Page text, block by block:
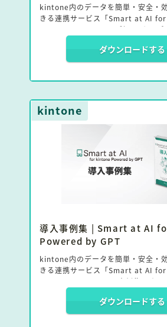
kintone内のデータを簡単・安全・
きる連携サービス「Smart at AI
Powered by GPT」で利用できるプ
定方法をまとめました。
「kintoneでAI使ってみたいけど、
へ。
本レシピ集では、kintoneでAIを使っ
ができる！」という具体例と、その
「AIで何ができるか」がわかれば、
まずはこのレシピ集を真似して、可
ダウンロードする
kintone
導入事例集 | Smart at AI
Powered by GPT
kintone内のデータを簡単・安全・
きる連携サービス「Smart at AI
Powered by GPT」の事例集です。
Smart at AIを導入した企業が、実
どう活用し、どんな成果を出してい
ダウンロードする